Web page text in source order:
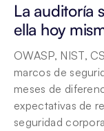
La auditoría
ella hoy
OWASP, NIST,
marcos de
meses de
expectativas de
seguridad